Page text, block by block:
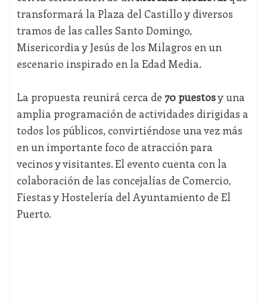
transformará la Plaza del Castillo y diversos
tramos de las calles Santo Domingo,
Misericordia y Jesús de los Milagros en un
escenario inspirado en la Edad Media.
La propuesta reunirá cerca de 70 puestosy una
amplia programación de actividades dirigidas a
todos los públicos, convirtiéndose una vez más
en un importante foco de atracción para
vecinos y visitantes. El evento cuenta con la
colaboración de las concejalías de Comercio,
Fiestas y Hostelería del Ayuntamiento de El
Puerto.